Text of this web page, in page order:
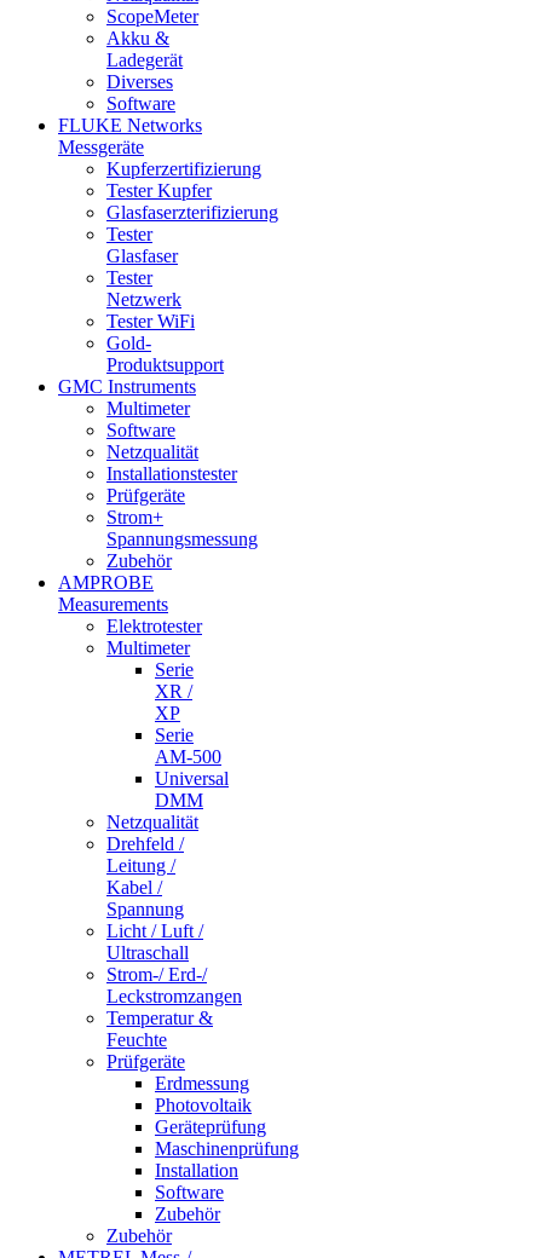
ScopeMeter
Akku &
Ladegerät
Diverses
Software
FLUKE Networks
Messgeräte
Kupferzertifizierung
Tester Kupfer
Glasfaserzterifizierung
Tester
Glasfaser
Tester
Netzwerk
Tester WiFi
Gold-
Produktsupport
GMC Instruments
Multimeter
Software
Netzqualität
Installationstester
Prüfgeräte
Strom+
Spannungsmessung
Zubehör
AMPROBE
Measurements
Elektrotester
Multimeter
Serie
XR /
XP
Serie
AM-500
Universal
DMM
Netzqualität
Drehfeld /
Leitung /
Kabel /
Spannung
Licht / Luft /
Ultraschall
Strom-/ Erd-/
Leckstromzangen
Temperatur &
Feuchte
Prüfgeräte
Erdmessung
Photovoltaik
Geräteprüfung
Maschinenprüfung
Installation
Software
Zubehör
Zubehör